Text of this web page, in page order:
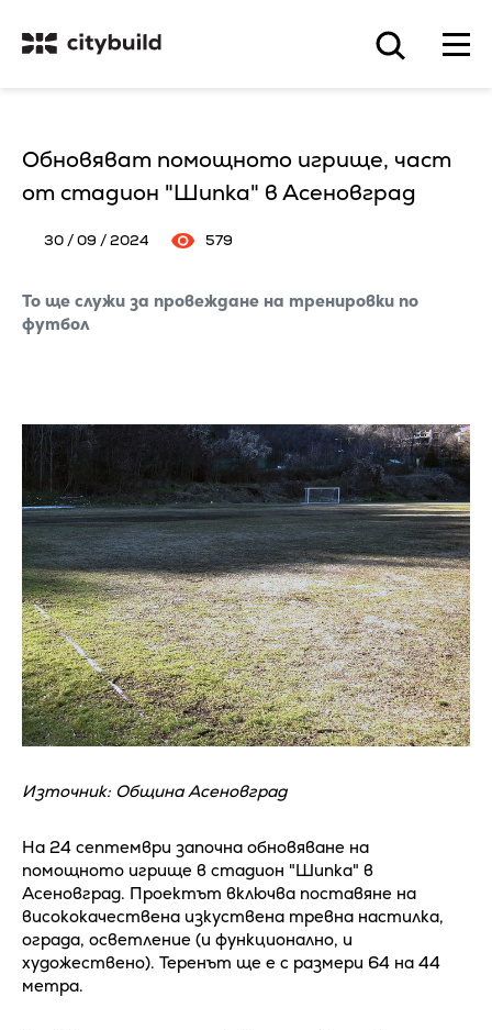
Обновяват помощното игрище, част
от стадион "Шипка" в Асеновград
30 / 09 / 2024 579
То ще служи за провеждане на тренировки по
футбол
Източник: Община Асеновград
На 24 септември започна обновяване на
помощното игрище в стадион "Шипка" в
Асеновград. Проектът включва поставяне на
висококачествена изкуствена тревна настилка,
ограда, осветление (и функционално, и
художествено). Теренът ще е с размери 64 на 44
метра.